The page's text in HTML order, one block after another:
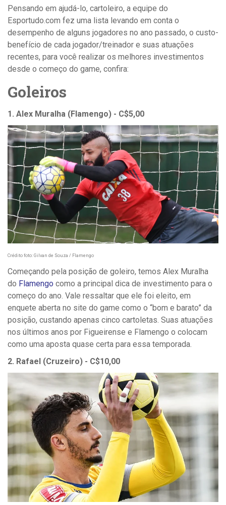
Pensando em ajudá-lo, cartoleiro, a equipe do
Esportudo.com fez uma lista levando em conta o
desempenho de alguns jogadores no ano passado, o custo-
benefício de cada jogador/treinador e suas atuações
recentes, para você realizar os melhores investimentos
desde o começo do game, confira:
Goleiros
1. Alex Muralha (Flamengo) - C$5,00
Crédito foto: Gilvan de Souza / Flamengo
Começando pela posição de goleiro, temos Alex Muralha
do Flamengo como a principal dica de investimento para o
começo do ano. Vale ressaltar que ele foi eleito, em
enquete aberta no site do game como o “bom e barato” da
posição, custando apenas cinco cartoletas. Suas atuações
nos últimos anos por Figueirense e Flamengo o colocam
como uma aposta quase certa para essa temporada.
2. Rafael (Cruzeiro) - C$10,00